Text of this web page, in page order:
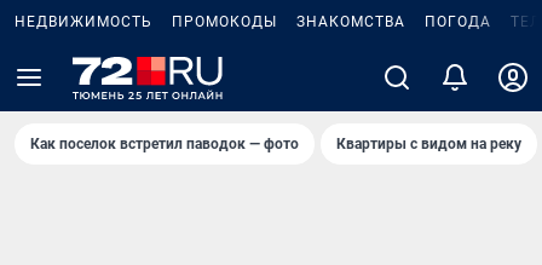
НЕДВИЖИМОСТЬ ПРОМОКОДЫ ЗНАКОМСТВА ПОГОДА
Как поселок встретил паводок — фото Квартиры с видом на реку